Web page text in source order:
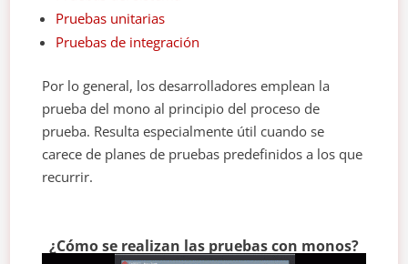
Pruebas unitarias
Pruebas de integración
Por lo general, los desarrolladores emplean la
prueba del mono al principio del proceso de
prueba. Resulta especialmente útil cuando se
carece de planes de pruebas predefinidos a los que
recurrir.
¿Cómo se realizan las pruebas con monos?